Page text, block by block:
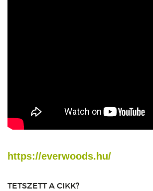
https://everwoods.hu/
TETSZETT A CIKK?